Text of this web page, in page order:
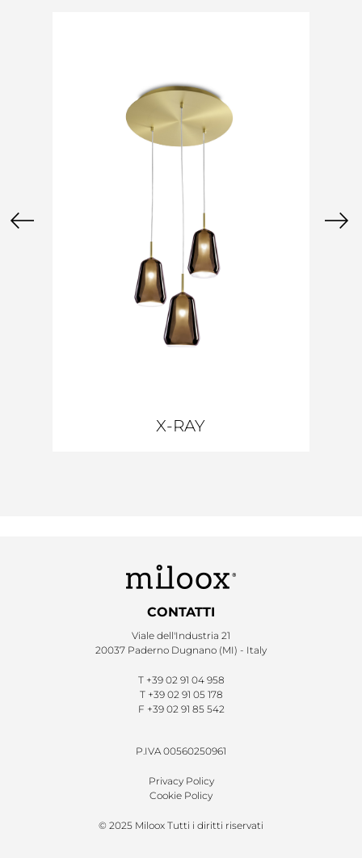
X-RAY
CONTATTI
Viale dell'Industria 21
20037 Paderno Dugnano (MI) - Italy
T +39 02 91 04 958
T +39 02 91 05 178
F +39 02 91 85 542
P.IVA 00560250961
Privacy Policy
Cookie Policy
© 2025 Miloox Tutti i diritti riservati